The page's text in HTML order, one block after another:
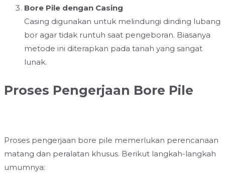
Bore Pile dengan Casing
Casing digunakan untuk melindungi dinding lubang
bor agar tidak runtuh saat pengeboran. Biasanya
metode ini diterapkan pada tanah yang sangat
lunak.
Proses Pengerjaan Bore Pile
Proses pengerjaan bore pile memerlukan perencanaan
matang dan peralatan khusus. Berikut langkah-langkah
umumnya: